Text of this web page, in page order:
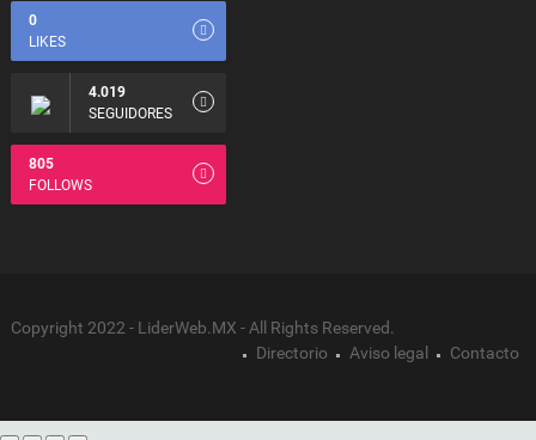
0
LIKES
4.019
SEGUIDORES
805
FOLLOWS
Copyright 2022 - LiderWeb.MX - All Rights Reserved.
Directorio
Aviso legal Contacto